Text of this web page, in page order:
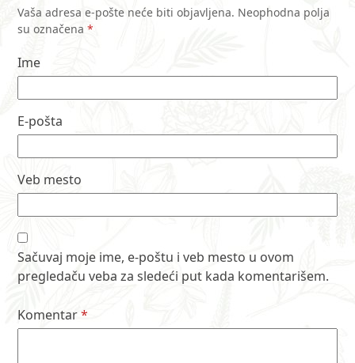
Vaša adresa e-pošte neće biti objavljena. Neophodna polja
su označena*
Ime
E-pošta
Veb mesto
Sačuvaj moje ime, e-poštu i veb mesto u ovom
pregledaču veba za sledeći put kada komentarišem.
Komentar*